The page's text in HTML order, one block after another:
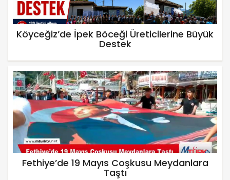
Köyceğiz’de İpek Böceği Üreticilerine Büyük
Destek
Fethiye’de 19 Mayıs Coşkusu Meydanlara
Taştı